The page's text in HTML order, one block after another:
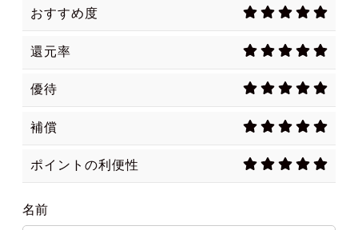
おすすめ度
還元率
優待
補償
ポイントの利便性
名前